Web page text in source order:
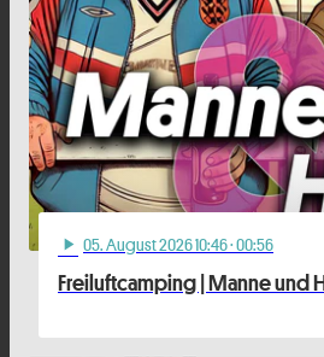
play_arrow 05. August 2026 10:46· 00:56
Freiluftcamping | Manne und